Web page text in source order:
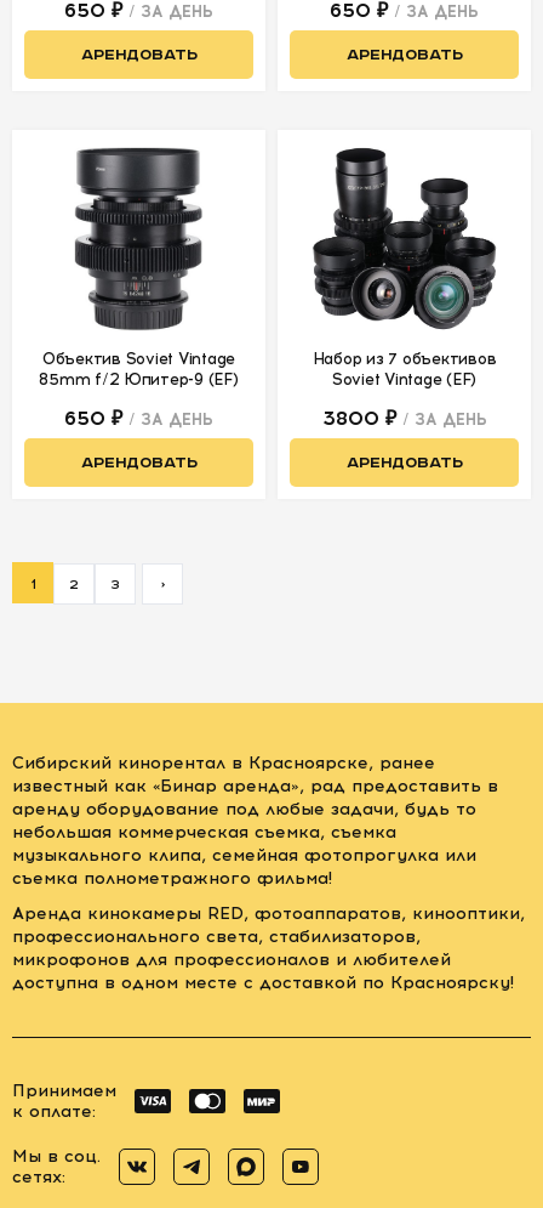
650 ₽ / ЗА ДЕНЬ
АРЕНДОВАТЬ
650 ₽ / ЗА ДЕНЬ
АРЕНДОВАТЬ
Объектив Soviet Vintage
85mm f/2 Юпитер-9 (EF)
650 ₽ / ЗА ДЕНЬ
АРЕНДОВАТЬ
Набор из 7 объективов
Soviet Vintage (EF)
3800 ₽ / ЗА ДЕНЬ
АРЕНДОВАТЬ
1 2 3 >
Сибирский кинорентал в Красноярске, ранее
известный как «Бинар аренда», рад предоставить в
аренду оборудование под любые задачи, будь то
небольшая коммерческая съемка, съемка
музыкального клипа, семейная фотопрогулка или
съемка полнометражного фильма!
Аренда кинокамеры RED, фотоаппаратов, кинооптики,
профессионального света, стабилизаторов,
микрофонов для профессионалов и любителей
доступна в одном месте с доставкой по Красноярску!
Принимаем
к оплате:
Мы в соц.
сетях: